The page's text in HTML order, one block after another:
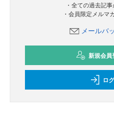
・全ての過去記
・会員限定メルマ
メールバ
新規会員
ロ